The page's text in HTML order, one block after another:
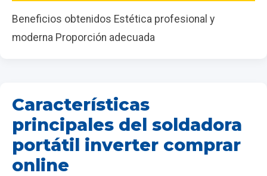
Beneficios obtenidos Estética profesional y
moderna Proporción adecuada
Características
principales del soldadora
portátil inverter comprar
online